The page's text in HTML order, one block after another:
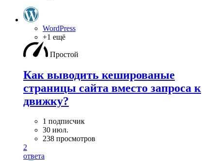
WordPress
+1 ещё
Простой
Как выводить кешированые
страницы сайта вместо запроса к
движку?
1 подписчик
30 июл.
238 просмотров
2
ответа